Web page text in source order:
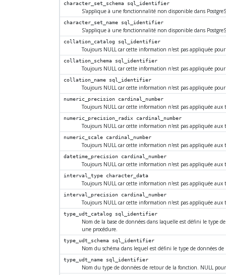
character_set_schema sql_identifier
S'applique à une fonctionnalité non disponible dans
character_set_name sql_identifier
S'applique à une fonctionnalité non disponible dans
collation_catalog sql_identifier
Toujours NULL car cette information n'est pas appliquée
collation_schema sql_identifier
Toujours NULL car cette information n'est pas appliquée
collation_name sql_identifier
Toujours NULL car cette information n'est pas appliquée
numeric_precision cardinal_number
Toujours NULL car cette information n'est pas appliquée aux
numeric_precision_radix cardinal_number
Toujours NULL car cette information n'est pas appliquée aux
numeric_scale cardinal_number
Toujours NULL car cette information n'est pas appliquée aux
datetime_precision cardinal_number
Toujours NULL car cette information n'est pas appliquée aux
interval_type character_data
Toujours NULL car cette information n'est pas appliquée aux
interval_precision cardinal_number
Toujours NULL car cette information n'est pas appliquée aux
type_udt_catalog sql_identifier
Nom de la base de données dans laquelle est défini le type
une procédure.
type_udt_schema sql_identifier
Nom du schéma dans lequel est défini le type de données
type_udt_name sql_identifier
Nom du type de données de retour de la fonction. NULL